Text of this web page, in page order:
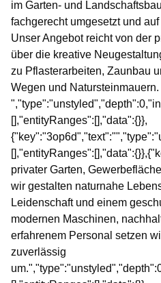
im Garten- und
fachgerecht umgesetzt und
Unser Angebot reicht von der
über die kreative
zu Pflasterarbeiten, Zaunbau
Wegen und Natursteinmauern.
[],"entityRanges":[],"data":{}},
privater Garten,
wir gestalten naturnahe
Leidenschaft und einem
modernen Maschinen,
erfahrenem Personal setzen
zuverlässig